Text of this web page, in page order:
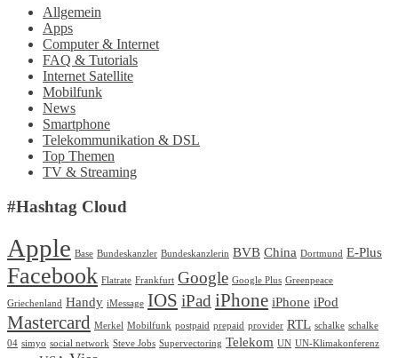
Markt”
Allgemein
Apps
Computer & Internet
FAQ & Tutorials
Internet Satellite
Mobilfunk
News
Smartphone
Telekommunikation & DSL
Top Themen
TV & Streaming
#Hashtag Cloud
Apple Base Bundeskanzler Bundeskanzlerin BVB China Dortmund E-Plus
Facebook Flatrate Frankfurt Google Google Plus Greenpeace
Griechenland Handy iMessage IOS iPad iPhone iPhone iPod
Mastercard Merkel Mobilfunk postpaid prepaid provider RTL schalke schalke
04 simyo social network Steve Jobs Supervectoring Telekom UN UN-Klimakonferenz